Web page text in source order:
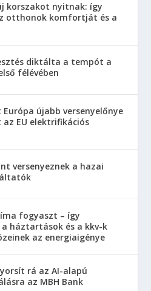
korszakot nyitnak: így
otthonok komfortját és a
diktálta a tempót a
félévében
újabb versenyelőnye
EU elektrifikációs
versenyeznek a hazai
fogyaszt – így
háztartások és a kkv-k
az energiaigénye
rá az AI-alapú
az MBH Bank